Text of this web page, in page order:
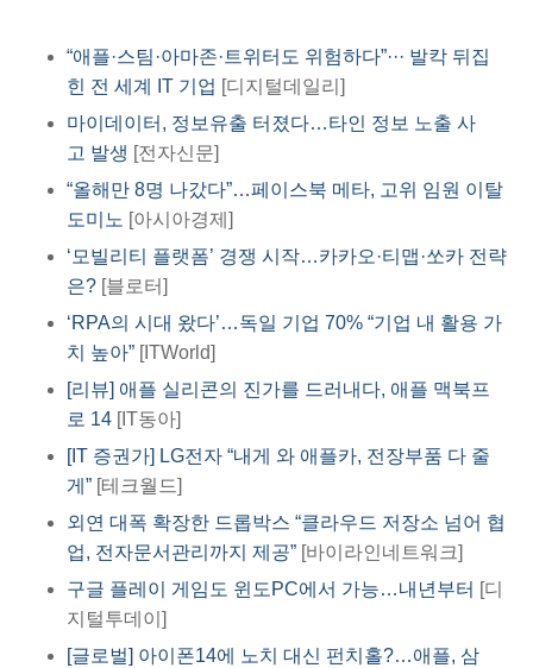
“애플·스팀·아마존·트위터도 위험하다”··· 발칵 뒤집
힌 전 세계 IT 기업 [디지털데일리]
마이데이터, 정보유출 터졌다…타인 정보 노출 사
고 발생 [전자신문]
“올해만 8명 나갔다”…페이스북 메타, 고위 임원 이탈
도미노 [아시아경제]​
‘모빌리티 플랫폼’ 경쟁 시작…카카오·티맵·쏘카 전략
은? [블로터]
‘RPA의 시대 왔다’…독일 기업 70% “기업 내 활용 가
치 높아” [ITWorld]
[리뷰] 애플 실리콘의 진가를 드러내다, 애플 맥북프
로 14 [IT동아]
[IT 증권가] LG전자 “내게 와 애플카, 전장부품 다 줄
게” [테크월드]
외연 대폭 확장한 드롭박스 “클라우드 저장소 넘어 협
업, 전자문서관리까지 제공” [바이라인네트워크]​
구글 플레이 게임도 윈도PC에서 가능…내년부터 [디
지털투데이]
[글로벌] 아이폰14에 노치 대신 펀치홀?…애플, 삼